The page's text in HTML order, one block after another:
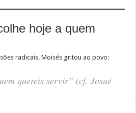
hoje a quem
radicais. Moisés gritou ao povo:
quereis servir” (cf. Josué